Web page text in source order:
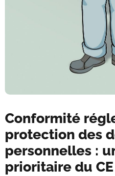
Conformité
protection des
personnelles :
prioritaire du